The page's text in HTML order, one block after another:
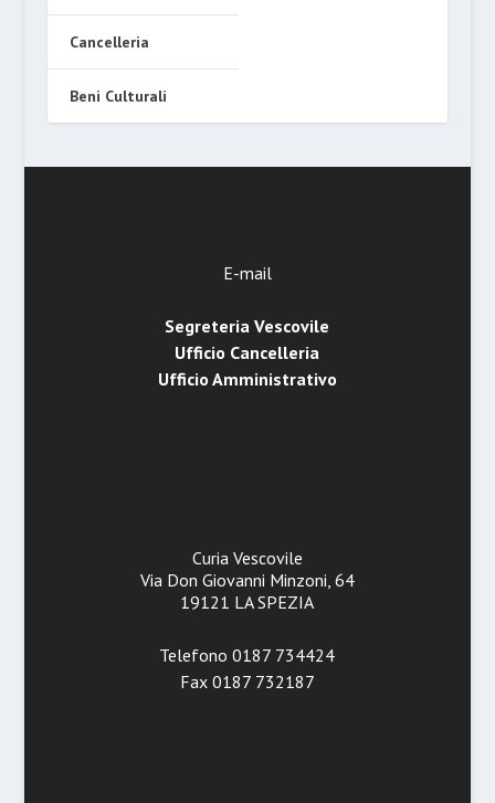
Cancelleria
Beni Culturali
E-mail
Segreteria Vescovile
Ufficio Cancelleria
Ufficio Amministrativo
Curia Vescovile
Via Don Giovanni Minzoni, 64
19121 LA SPEZIA
Telefono 0187 734424
Fax 0187 732187